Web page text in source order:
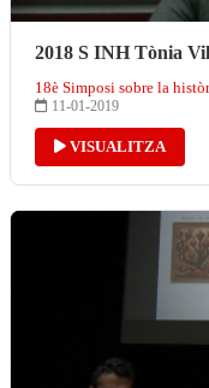
2018 S INH Tònia
18è Simposi sobre la
11-01-2019
VISUALITZA